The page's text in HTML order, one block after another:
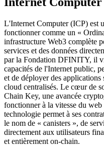
L'Internet Computer (ICP) est
fonctionner comme un «
infrastructure Web3 complète
services et des données
par la Fondation DFINITY, il
capacités de l'Internet public,
et de déployer des applications
cloud centralisés. Le cœur de
Chain Key, une avancée
fonctionner à la vitesse du
technologie permet à ses
le nom de « canisters », de
directement aux utilisateurs
et entièrement on-chain.